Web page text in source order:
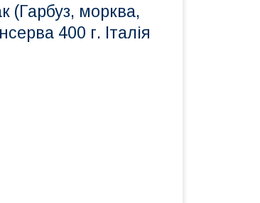
(Гарбуз, морква,
400 г. Італія